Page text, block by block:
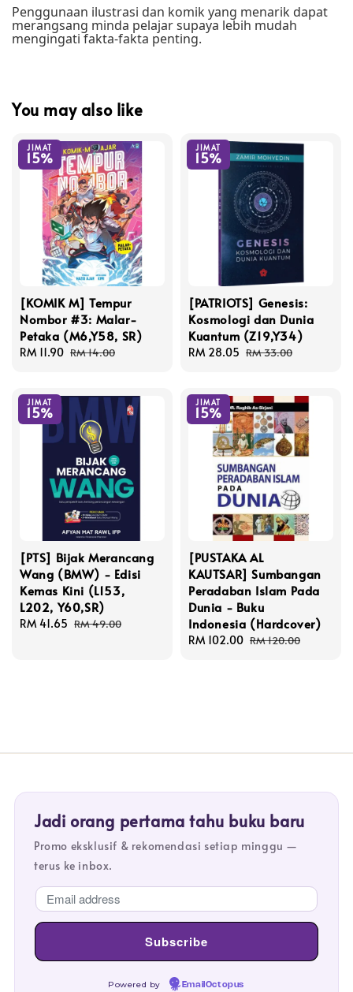
Penggunaan ilustrasi dan komik yang menarik dapat
merangsang minda pelajar supaya lebih mudah
mengingati fakta-fakta penting.
You may also like
JIMAT
15%
[KOMIK M] Tempur
Nombor #3: Malar-
Petaka (M6,Y58, SR)
Sale
RM 11.90 Regular
RM 14.00
JIMAT
15%
[PATRIOTS] Genesis:
Kosmologi dan Dunia
Kuantum (Z19,Y34)
Sale
RM 28.05 Regular
RM 33.00
JIMAT
15%
[PTS] Bijak Merancang
Wang (BMW) - Edisi
Kemas Kini (L153,
L202, Y60,SR)
Sale
RM 41.65 Regular
RM 49.00
JIMAT
15%
[PUSTAKA AL
KAUTSAR] Sumbangan
Peradaban Islam Pada
Dunia - Buku
Indonesia (Hardcover)
Sale
RM 102.00 Regular
RM 120.00
Jadi orang pertama tahu buku baru
Promo eksklusif & rekomendasi setiap minggu —
terus ke inbox.
Powered by EmailOctopus